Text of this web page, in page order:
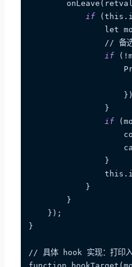
if
let
// 备选
if
                }
if
                }
            }
        }
    });
}
// 具体 hook 实现：打印